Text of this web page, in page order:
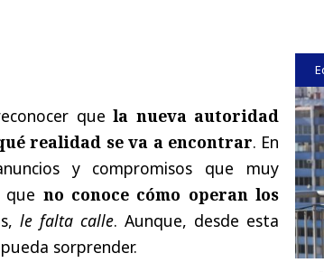
quela nueva autoridad
realidad se va a encontrar. En
y compromisos que muy
que no conoce cómo operan los
le falta calle. Aunque, desde esta
sorprender.